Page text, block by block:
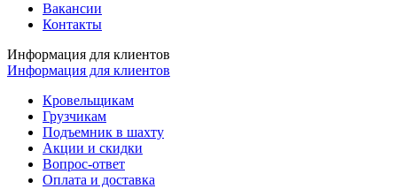
Вакансии
Контакты
Информация для клиентов
Информация для клиентов
Кровельщикам
Грузчикам
Подъемник в шахту
Акции и скидки
Вопрос-ответ
Оплата и доставка